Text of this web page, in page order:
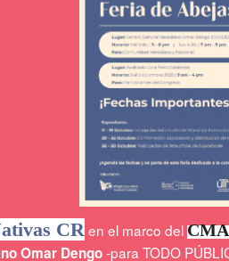
CR en el marco del
Omar Dengo-para TODO